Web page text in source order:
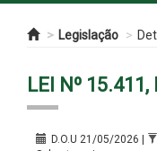
Legislação
LEI Nº
D.O.U 21/05/2026 |